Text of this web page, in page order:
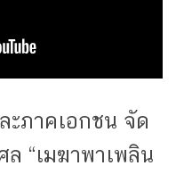
ะภาคเอกชน จัด
“เมฆาพาเพลิน